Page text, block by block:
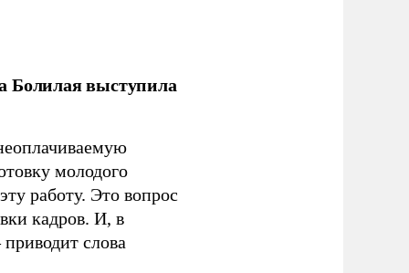
Болилая выступила
молодого
работу. Это вопрос
кадров. И, в
слова